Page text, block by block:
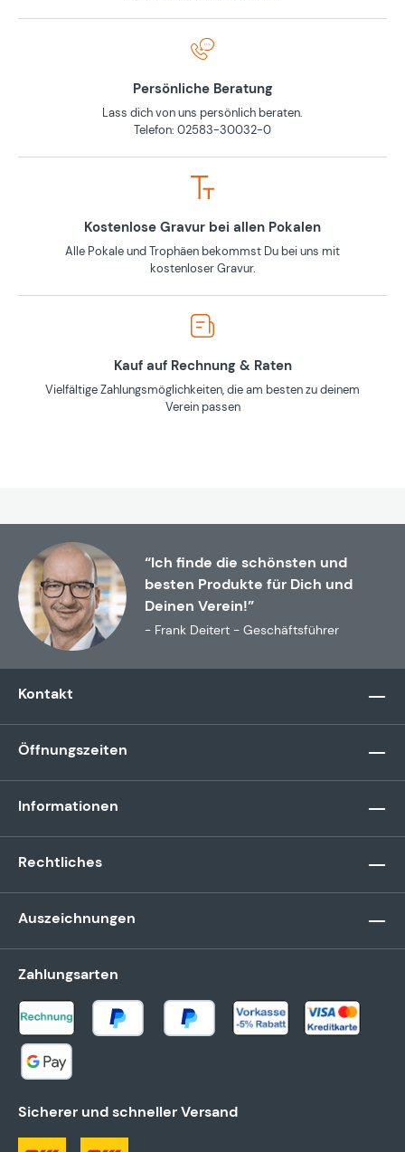
Persönliche Beratung
Lass dich von uns persönlich beraten.
Telefon: 02583-30032-0
Kostenlose Gravur bei allen Pokalen
Alle Pokale und Trophäen bekommst Du bei uns mit
kostenloser Gravur.
Kauf auf Rechnung & Raten
Vielfältige Zahlungsmöglichkeiten, die am besten zu deinem
Verein passen
“Ich finde die schönsten und
besten Produkte für Dich und
Deinen Verein!”
- Frank Deitert - Geschäftsführer
Kontakt
Öffnungszeiten
Informationen
Rechtliches
Auszeichnungen
Zahlungsarten
Sicherer und schneller Versand